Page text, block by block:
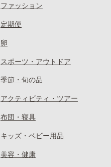
ファッション
定期便
卵
スポーツ・アウトドア
季節・旬の品
アクティビティ・ツアー
布団・寝具
キッズ・ベビー用品
美容・健康